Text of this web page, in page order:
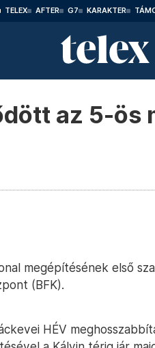
TELEX AFTER G7 KARAKTER
az 5-ös
megépítésének első
(BFK).
HÉV